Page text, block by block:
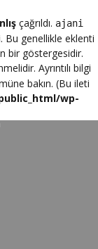
çağrıldı. ajani
Bu genellikle eklenti
bir göstergesidir.
Ayrıntılı bilgi
bakın. (Bu ileti
wp-